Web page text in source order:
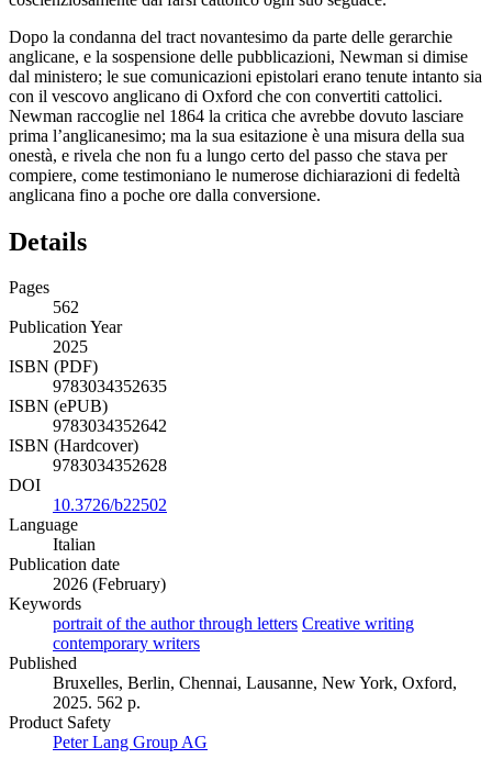
Dopo la condanna del tract novantesimo da parte delle gerarchie
anglicane, e la sospensione delle pubblicazioni, Newman si dimise
dal ministero; le sue comunicazioni epistolari erano tenute intanto sia
con il vescovo anglicano di Oxford che con convertiti cattolici.
Newman raccoglie nel 1864 la critica che avrebbe dovuto lasciare
prima l’anglicanesimo; ma la sua esitazione è una misura della sua
onestà, e rivela che non fu a lungo certo del passo che stava per
compiere, come testimoniano le numerose dichiarazioni di fedeltà
anglicana fino a poche ore dalla conversione.
Details
Pages
562
Publication Year
2025
ISBN (PDF)
9783034352635
ISBN (ePUB)
9783034352642
ISBN (Hardcover)
9783034352628
DOI
10.3726/b22502
Language
Italian
Publication date
2026 (February)
Keywords
portrait of the author through letters Creative writing
contemporary writers
Published
Bruxelles, Berlin, Chennai, Lausanne, New York, Oxford,
2025. 562 p.
Product Safety
Peter Lang Group AG